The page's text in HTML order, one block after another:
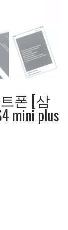
폰 [삼
mini plus